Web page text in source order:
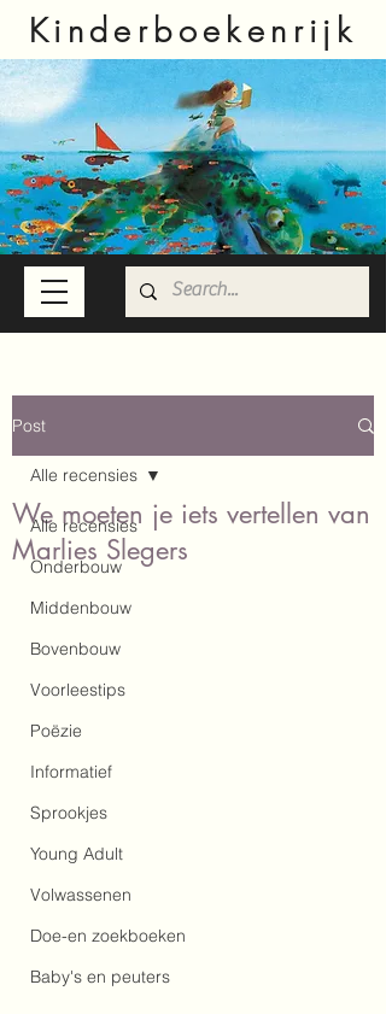
Kinderboekenrijk
Post
Alle recensies
Onderbouw
Middenbouw
Bovenbouw
Voorleestips
Poëzie
Informatief
Sprookjes
Young Adult
Volwassenen
Doe-en zoekboeken
Baby's en peuters
Alle recensies
We moeten je iets vertellen van
Marlies Slegers